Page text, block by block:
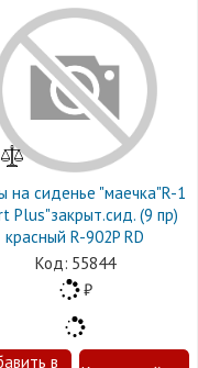
на сиденье "маечка"R-1
Plus"закрыт.сид. (9 пр)
красный R-902P RD
55844